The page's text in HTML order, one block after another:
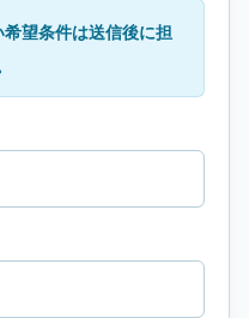
望条件は送信後に担